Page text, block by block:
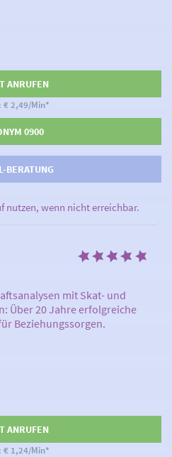
ANRUFEN
€ 2,49/Min*
0900
BERATUNG
nutzen, wenn nicht erreichbar.
mit Skat- und
Über 20 Jahre erfolgreiche
Beziehungssorgen.
ANRUFEN
€ 1,24/Min*